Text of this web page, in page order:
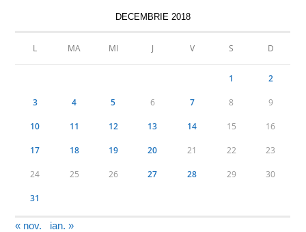
DECEMBRIE 2018
L MA MI J V S D
1 2
3 4 5 6 7 8 9
10 11 12 13 14 15 16
17 18 19 20 21 22 23
24 25 26 27 28 29 30
31
« nov. ian. »